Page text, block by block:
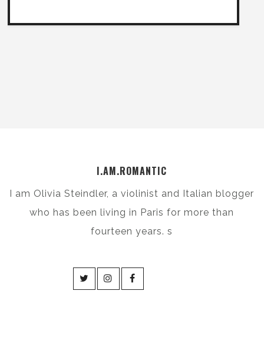
I.AM.ROMANTIC
I am Olivia Steindler, a violinist and Italian blogger
who has been living in Paris for more than
fourteen years. s